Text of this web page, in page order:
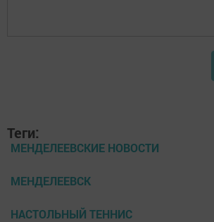
Теги:
МЕНДЕЛЕЕВСКИЕ НОВОСТИ
МЕНДЕЛЕЕВСК
НАСТОЛЬНЫЙ ТЕННИС